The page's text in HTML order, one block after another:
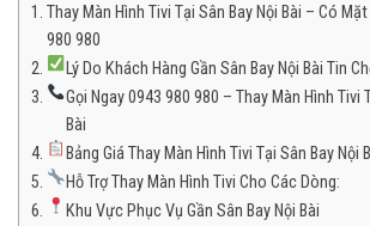
Thay Màn Hình Tivi Tại Sân Bay Nội Bài – Có
980 980
Lý Do Khách Hàng Gần Sân Bay Nội Bài Tin
Gọi Ngay 0943 980 980 – Thay Màn Hình Tivi
Bài
Bảng Giá Thay Màn Hình Tivi Tại Sân Bay Nội
Hỗ Trợ Thay Màn Hình Tivi Cho Các Dòng:
Khu Vực Phục Vụ Gần Sân Bay Nội Bài